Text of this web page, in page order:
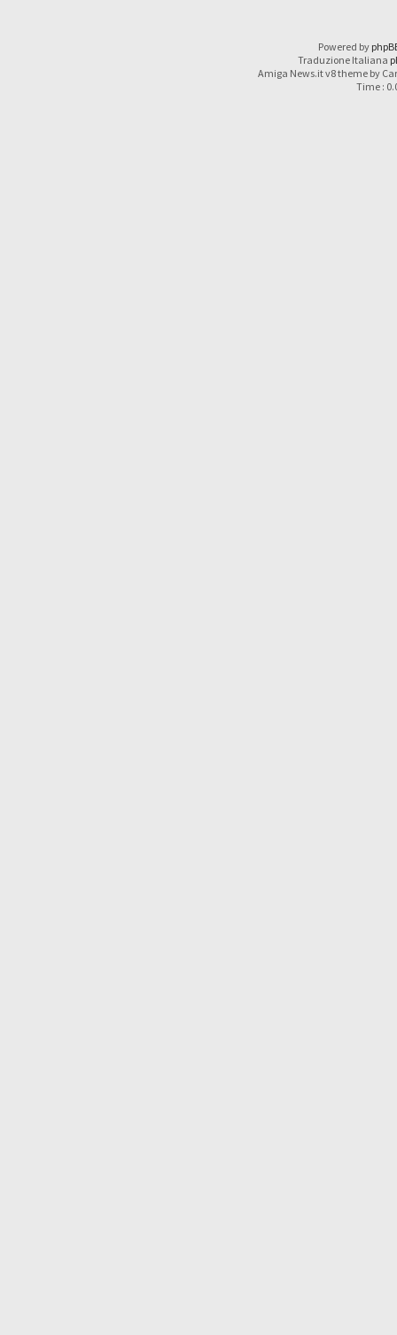
Powered by
Traduzione Italiana
Amiga News.it v8 theme by
Time :